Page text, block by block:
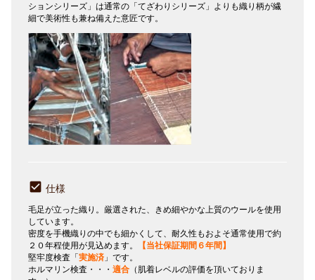
ションシリーズ」は通常の「てざわりシリーズ」よりも織り柄が繊
細で美術性も兼ね備えた意匠です。
仕様
毛足が立った織り。厳選された、きめ細やかな上質のウールを使用
しています。
密度を手機織りの中でも細かくして、耐久性もおよそ通常使用で約
２０年程使用が見込めます。
【当社保証期間６年間】
堅牢度検査「 実施済 」です。
ホルマリン検査・・・ 適合 （肌着レベルの評価を頂いておりま